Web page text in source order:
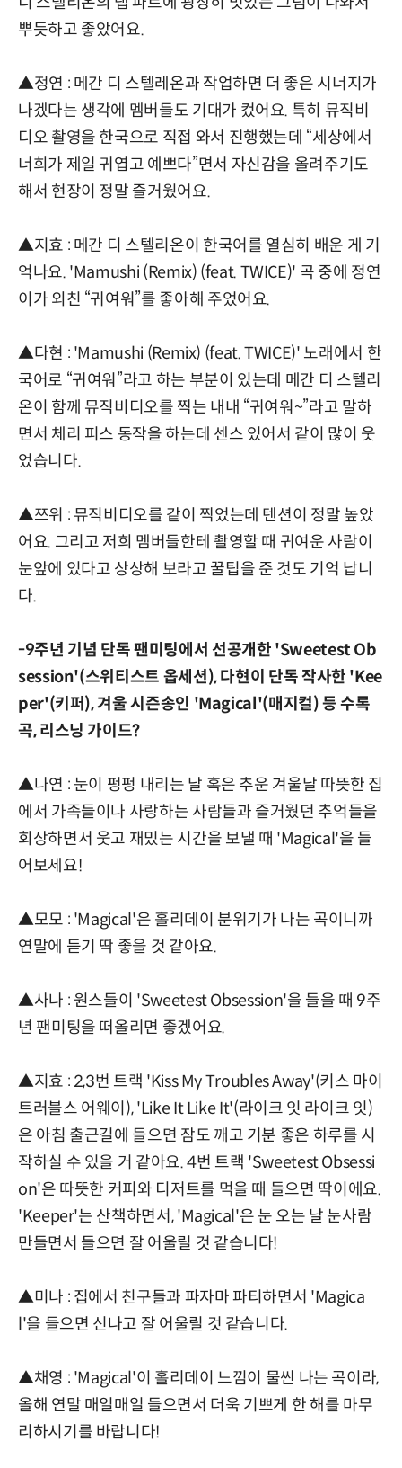
뿌듯하고 좋았어요.
▲정연 : 메간 디 스텔레온과 작업하면 더 좋은 시너지가
나겠다는 생각에 멤버들도 기대가 컸어요. 특히 뮤직비
디오 촬영을 한국으로 직접 와서 진행했는데 “세상에서
너희가 제일 귀엽고 예쁘다”면서 자신감을 올려주기도
해서 현장이 정말 즐거웠어요.
▲지효 : 메간 디 스텔리온이 한국어를 열심히 배운 게 기
억나요. 'Mamushi (Remix) (feat. TWICE)' 곡 중에 정연
이가 외친 “귀여워”를 좋아해 주었어요.
▲다현 : 'Mamushi (Remix) (feat. TWICE)' 노래에서 한
국어로 “귀여워”라고 하는 부분이 있는데 메간 디 스텔리
온이 함께 뮤직비디오를 찍는 내내 “귀여워~”라고 말하
면서 체리 피스 동작을 하는데 센스 있어서 같이 많이 웃
었습니다.
▲쯔위 : 뮤직비디오를 같이 찍었는데 텐션이 정말 높았
어요. 그리고 저희 멤버들한테 촬영할 때 귀여운 사람이
눈앞에 있다고 상상해 보라고 꿀팁을 준 것도 기억 납니
다.
-9주년 기념 단독 팬미팅에서 선공개한 'Sweetest Ob
session'(스위티스트 옵세션), 다현이 단독 작사한 'Kee
per'(키퍼), 겨울 시즌송인 'Magical'(매지컬) 등 수록
곡, 리스닝 가이드?
▲나연 : 눈이 펑펑 내리는 날 혹은 추운 겨울날 따뜻한 집
에서 가족들이나 사랑하는 사람들과 즐거웠던 추억들을
회상하면서 웃고 재밌는 시간을 보낼 때 'Magical'을 들
어보세요!
▲모모 : 'Magical'은 홀리데이 분위기가 나는 곡이니까
연말에 듣기 딱 좋을 것 같아요.
▲사나 : 원스들이 'Sweetest Obsession'을 들을 때 9주
년 팬미팅을 떠올리면 좋겠어요.
▲지효 : 2,3번 트랙 'Kiss My Troubles Away'(키스 마이
트러블스 어웨이), 'Like It Like It'(라이크 잇 라이크 잇)
은 아침 출근길에 들으면 잠도 깨고 기분 좋은 하루를 시
작하실 수 있을 거 같아요. 4번 트랙 'Sweetest Obsessi
on'은 따뜻한 커피와 디저트를 먹을 때 들으면 딱이에요.
'Keeper'는 산책하면서, 'Magical'은 눈 오는 날 눈사람
만들면서 들으면 잘 어울릴 것 같습니다!
▲미나 : 집에서 친구들과 파자마 파티하면서 'Magica
l'을 들으면 신나고 잘 어울릴 것 같습니다.
▲채영 : 'Magical'이 홀리데이 느낌이 물씬 나는 곡이라,
올해 연말 매일매일 들으면서 더욱 기쁘게 한 해를 마무
리하시기를 바랍니다!